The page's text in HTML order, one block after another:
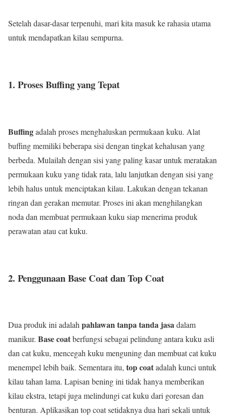
Setelah dasar-dasar terpenuhi, mari kita masuk ke rahasia utama
untuk mendapatkan kilau sempurna.
1. Proses Buffing yang Tepat
Buffingadalah proses menghaluskan permukaan kuku. Alat
buffing memiliki beberapa sisi dengan tingkat kehalusan yang
berbeda. Mulailah dengan sisi yang paling kasar untuk meratakan
permukaan kuku yang tidak rata, lalu lanjutkan dengan sisi yang
lebih halus untuk menciptakan kilau. Lakukan dengan tekanan
ringan dan gerakan memutar. Proses ini akan menghilangkan
noda dan membuat permukaan kuku siap menerima produk
perawatan atau cat kuku.
2. Penggunaan Base Coat dan Top Coat
Dua produk ini adalahpahlawan tanpa tanda jasadalam
manikur. Base coatberfungsi sebagai pelindung antara kuku asli
dan cat kuku, mencegah kuku menguning dan membuat cat kuku
menempel lebih baik. Sementara itu, top coatadalah kunci untuk
kilau tahan lama. Lapisan bening ini tidak hanya memberikan
kilau ekstra, tetapi juga melindungi cat kuku dari goresan dan
benturan. Aplikasikan top coat setidaknya dua hari sekali untuk